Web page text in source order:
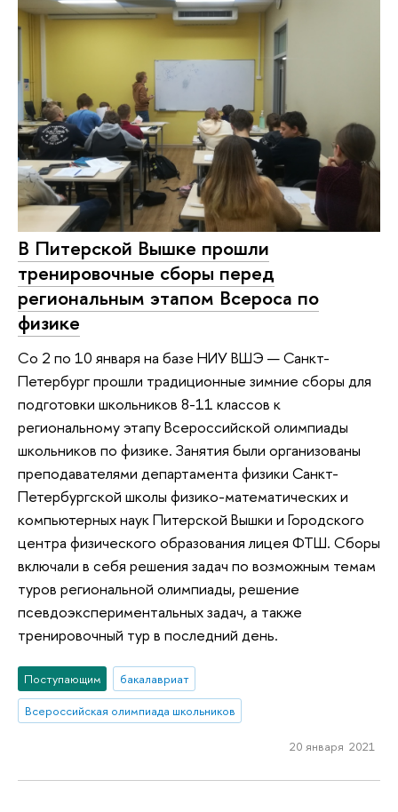
В Питерской Вышке прошли
тренировочные сборы перед
региональным этапом Всероса по
физике
Со 2 по 10 января на базе НИУ ВШЭ — Санкт-
Петербург прошли традиционные зимние сборы для
подготовки школьников 8-11 классов к
региональному этапу Всероссийской олимпиады
школьников по физике. Занятия были организованы
преподавателями департамента физики Санкт-
Петербургской школы физико-математических и
компьютерных наук Питерской Вышки и Городского
центра физического образования лицея ФТШ. Сборы
включали в себя решения задач по возможным темам
туров региональной олимпиады, решение
псевдоэкспериментальных задач, а также
тренировочный тур в последний день.
Поступающим
бакалавриат
Всероссийская олимпиада школьников
20 января 2021